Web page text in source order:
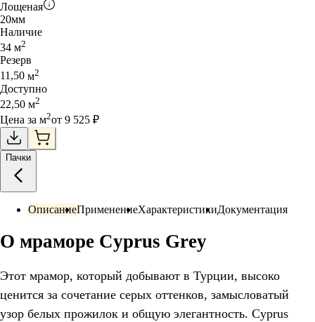
Лощеная
20мм
Наличие
34 м2
Резерв
11,50 м2
Доступно
22,50 м2
Цена за м2от 9 525 ₽
Пачки
ОписаниеПрименениеХарактеристикиДокументация
О мраморе Cyprus Grey
Этот мрамор, который добывают в Турции, высоко
ценится за сочетание серых оттенков, замысловатый
узор белых прожилок и общую элегантность. Cyprus